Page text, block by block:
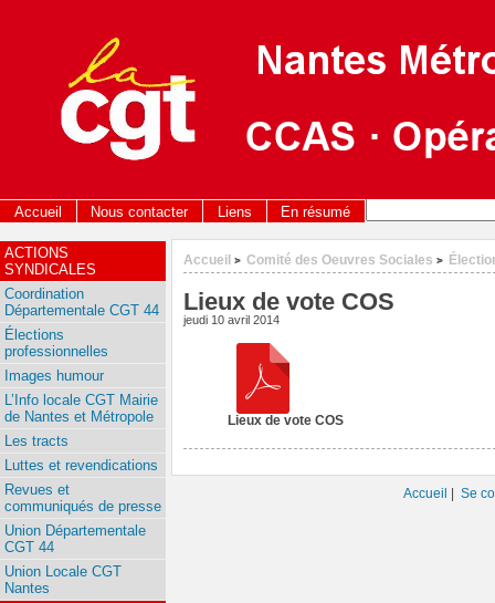
Accueil Nous contacter Liens En résumé
Accueil > Comité des Oeuvres Sociales >
Lieux de vote COS
jeudi 10 avril 2014
Lieux de vote COS
ACTIONS
SYNDICALES
Coordination
Départementale CGT 44
Élections
professionnelles
Images humour
L’Info locale CGT Mairie
de Nantes et Métropole
Les tracts
Luttes et revendications
Revues et
communiqués de presse
Union Départementale
CGT 44
Union Locale CGT
Nantes
Accueil | Se